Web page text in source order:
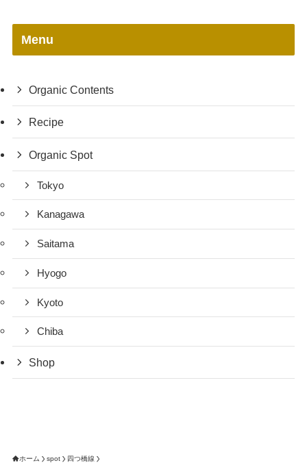
Menu
Organic Contents
Recipe
Organic Spot
Tokyo
Kanagawa
Saitama
Hyogo
Kyoto
Chiba
Shop
ホーム spot 四つ橋線